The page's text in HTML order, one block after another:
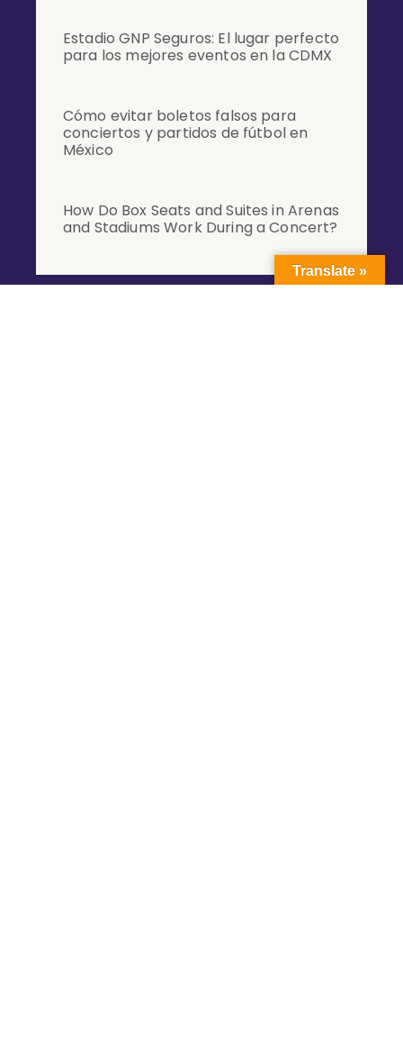
Estadio GNP Seguros: El lugar perfecto
para los mejores eventos en la CDMX
Cómo evitar boletos falsos para
conciertos y partidos de fútbol en
México
How Do Box Seats and Suites in Arenas
and Stadiums Work During a Concert?
Translate »